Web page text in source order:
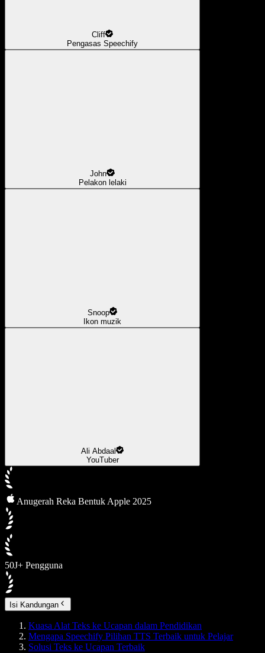
Cliff
Pengasas Speechify
John
Pelakon lelaki
Snoop
Ikon muzik
Ali Abdaal
YouTuber
Anugerah Reka Bentuk Apple 2025
50J+ Pengguna
Isi Kandungan
Kuasa Alat Teks ke Ucapan dalam Pendidikan
Mengapa Speechify Pilihan TTS Terbaik untuk Pelajar
Solusi Teks ke Ucapan Terbaik